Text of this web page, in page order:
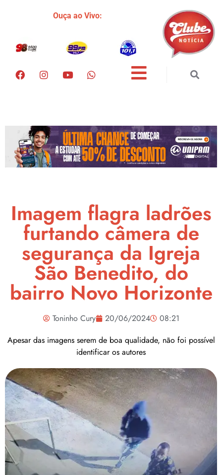
Ouça ao Vivo:
Imagem flagra ladrões
furtando câmera de
segurança da Igreja
São Benedito, do
bairro Novo Horizonte
Toninho Cury 20/06/2024
08:21
Apesar das imagens serem de boa qualidade, não foi possível
identificar os autores